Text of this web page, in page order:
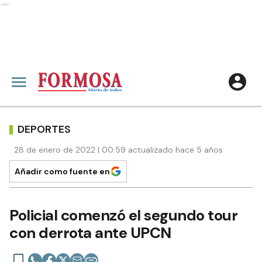
Ads
DEPORTES
28 de enero de 2022 | 00:59 actualizado hace 5 años
Añadir como fuente en
Policial comenzó el segundo tour
con derrota ante UPCN